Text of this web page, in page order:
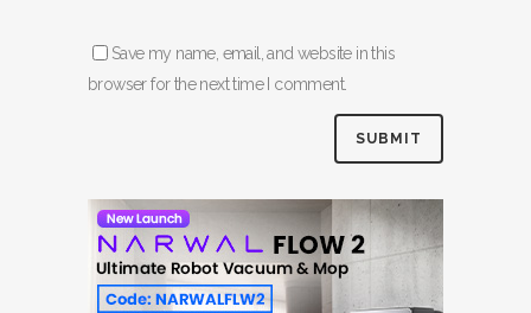
Save my name, email, and website in this
browser for the next time I comment.